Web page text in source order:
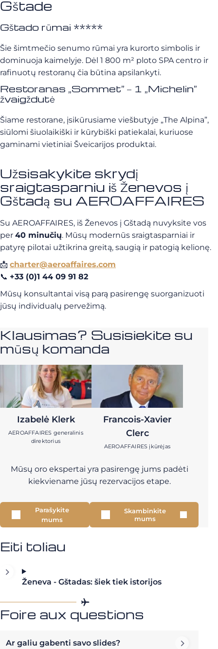
Gštade
Gštado rūmai *****
Šie šimtmečio senumo rūmai yra kurorto simbolis ir
dominuoja kaimelyje. Dėl 1 800 m² ploto SPA centro ir
rafinuotų restoranų čia būtina apsilankyti.
Restoranas „Sommet” – 1 „Michelin”
žvaigždutė
Šiame restorane, įsikūrusiame viešbutyje „The Alpina”,
siūlomi šiuolaikiški ir kūrybiški patiekalai, kuriuose
gaminami vietiniai Šveicarijos produktai.
Užsisakykite skrydį
sraigtasparniu iš Ženevos į
Gštadą su AEROAFFAIRES
Su AEROAFFAIRES, iš Ženevos į Gštadą nuvyksite vos
per 40 minučių. Mūsų modernūs sraigtasparniai ir
patyrę pilotai užtikrina greitą, saugią ir patogią kelionę.
📩 charter@aeroaffaires.com
📞 +33 (0)1 44 09 91 82
Mūsų konsultantai visą parą pasirengę suorganizuoti
jūsų individualų pervežimą.
Klausimas? Susisiekite su
mūsų komanda
Izabelė Klerk
AEROAFFAIRES generalinis
direktorius
Francois-Xavier
Clerc
AEROAFFAIRES įkūrėjas
Mūsų oro ekspertai yra pasirengę jums padėti
kiekviename jūsų rezervacijos etape.
Parašykite
mums
Skambinkite
mums
Eiti toliau
Ženeva - Gštadas: šiek tiek istorijos
Foire aux questions
Ar galiu gabenti savo slides?